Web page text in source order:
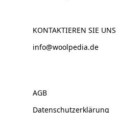
KONTAKTIEREN SIE UNS
info@woolpedia.de
AGB
Datenschutzerklärung